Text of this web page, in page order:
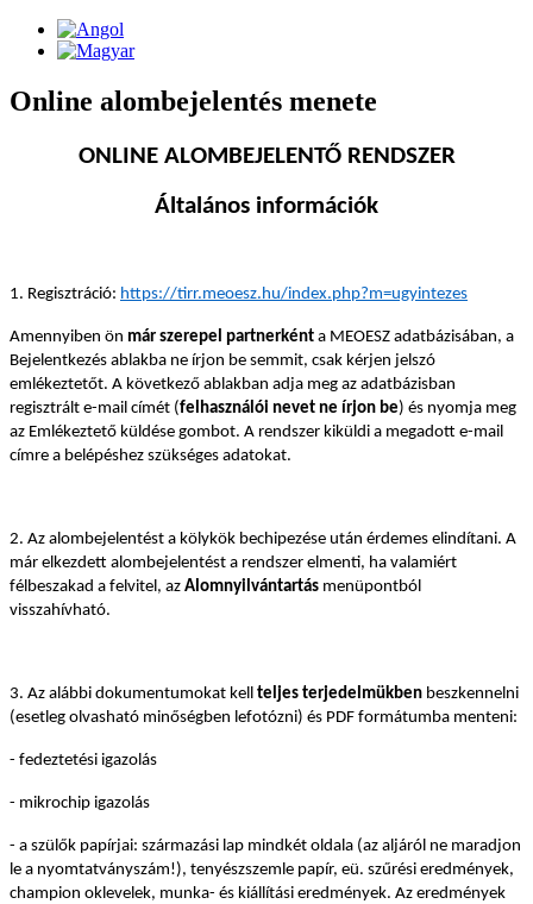
Online alombejelentés menete
ONLINE ALOMBEJELENTŐ RENDSZER
Általános információk
1. Regisztráció: https://tirr.meoesz.hu/index.php?m=ugyintezes
Amennyiben ön már szerepel partnerként a MEOESZ adatbázisában, a
Bejelentkezés ablakba ne írjon be semmit, csak kérjen jelszó
emlékeztetőt. A következő ablakban adja meg az adatbázisban
regisztrált e-mail címét (felhasználói nevet ne írjon be) és nyomja meg
az Emlékeztető küldése gombot. A rendszer kiküldi a megadott e-mail
címre a belépéshez szükséges adatokat.
2. Az alombejelentést a kölykök bechipezése után érdemes elindítani. A
már elkezdett alombejelentést a rendszer elmenti, ha valamiért
félbeszakad a felvitel, az Alomnyilvántartás menüpontból
visszahívható.
3. Az alábbi dokumentumokat kell teljes terjedelmükben beszkennelni
(esetleg olvasható minőségben lefotózni) és PDF formátumba menteni:
- fedeztetési igazolás
- mikrochip igazolás
- a szülők papírjai: származási lap mindkét oldala (az aljáról ne maradjon
le a nyomtatványszám!), tenyészszemle papír, eü. szűrési eredmények,
champion oklevelek, munka- és kiállítási eredmények. Az eredmények